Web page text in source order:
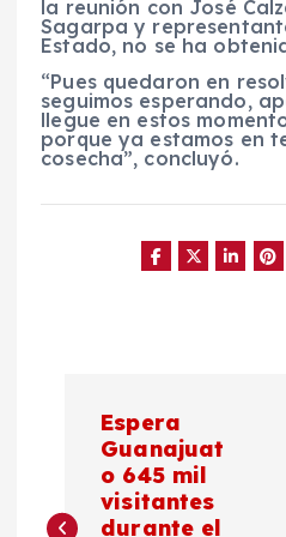
la reunión con José
Sagarpa y
Estado, no se ha
“Pues quedaron en
seguimos esperando,
llegue en estos
porque ya estamos en
cosecha”, concluyó.
v
Espera
Guanajuat
o 645 mil
visitantes
durante el